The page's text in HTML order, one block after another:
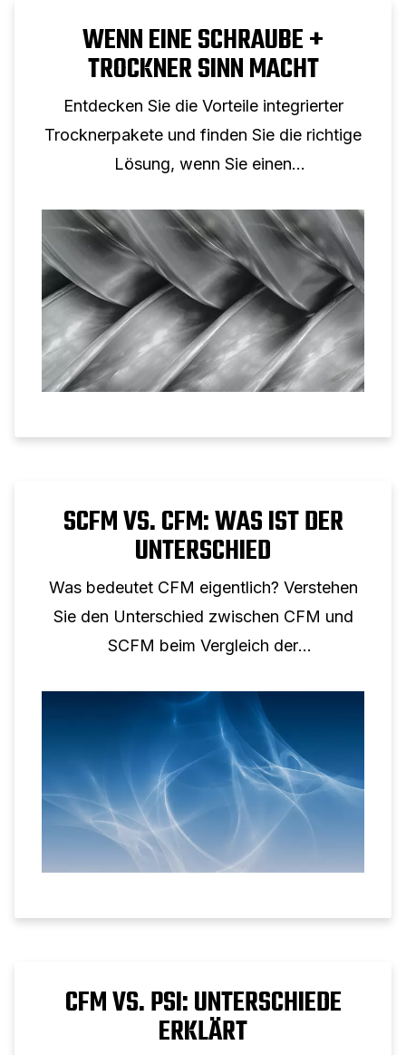
WENN EINE SCHRAUBE +
TROCKNER SINN MACHT
Entdecken Sie die Vorteile integrierter
Trocknerpakete und finden Sie die richtige
Lösung, wenn Sie einen
kombinieren.
SCFM VS. CFM: WAS IST DER
UNTERSCHIED
Was bedeutet CFM eigentlich? Verstehen
Sie den Unterschied zwischen CFM und
SCFM beim Vergleich der
CFM VS. PSI: UNTERSCHIEDE
ERKLÄRT